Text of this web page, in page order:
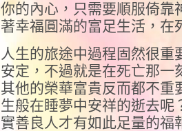
你的內心，只需要順服倚靠
著幸福圓滿的富足生活，在
人生的旅途中過程固然很
安定，不過就是在死亡那一
其他的榮華富貴反而都不重
生般在睡夢中安祥的逝去呢
實善良人才有如此足量的福